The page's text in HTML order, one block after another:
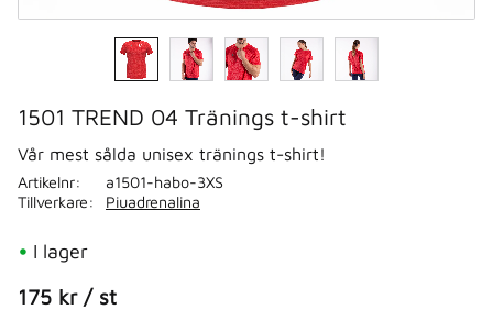
1501 TREND 04 Tränings t-shirt
Vår mest sålda unisex tränings t-shirt!
175 kr / st
I lager
Artikelnr
a1501-habo-3XS
Tillverkare
Piuadrenalina